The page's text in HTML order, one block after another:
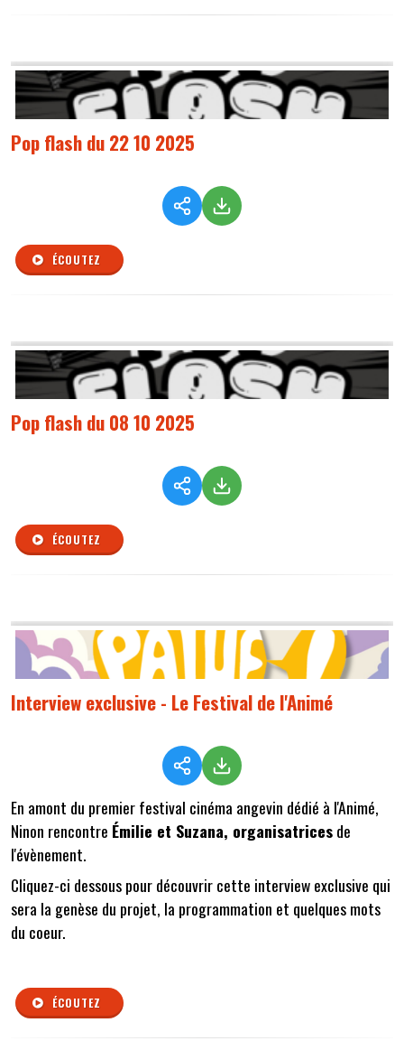
Pop flash du 22 10 2025
ÉCOUTEZ
Pop flash du 08 10 2025
ÉCOUTEZ
Interview exclusive - Le Festival de l'Animé
En amont du premier festival cinéma angevin dédié à l'Animé,
Ninon rencontre Émilie et Suzana, organisatricesde
l'évènement.
Cliquez-ci dessous pour découvrir cette interview exclusive qui
sera la genèse du projet, la programmation et quelques mots
du coeur.
ÉCOUTEZ